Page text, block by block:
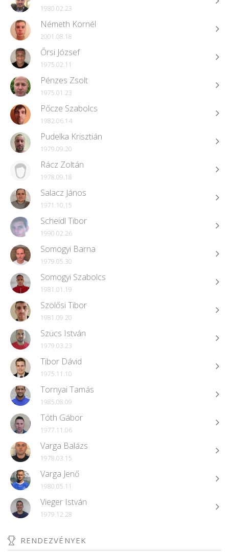
1980.02.23
Németh Kornél
2001.08.18
Őrsi József
1975.02.11
Pénzes Zsolt
1975.01.23
Pőcze Szabolcs
1982.06.14
Pudelka Krisztián
1979.09.20
Rácz Zoltán
1978.09.18
Salacz János
1971.10.15
Scheidl Tibor
1990.02.26
Somogyi Barna
1979.05.30
Somogyi Szabolcs
1981.01.19
Szölősi Tibor
1981.09.20
Szücs István
1979.03.23
Tibor Dávid
1975.11.10
Tornyai Tamás
1985.08.09
Tóth Gábor
1977.11.06
Varga Balázs
1978.03.15
Varga Jenő
1980.05.11
Vieger István
1979.12.28
RENDEZVÉNYEK